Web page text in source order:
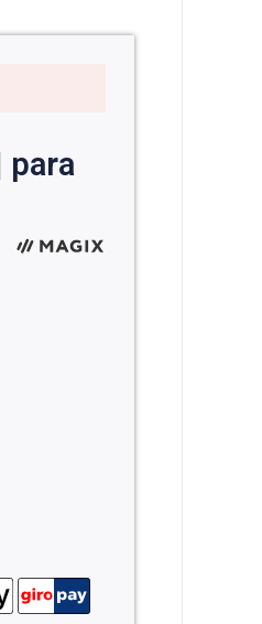
para